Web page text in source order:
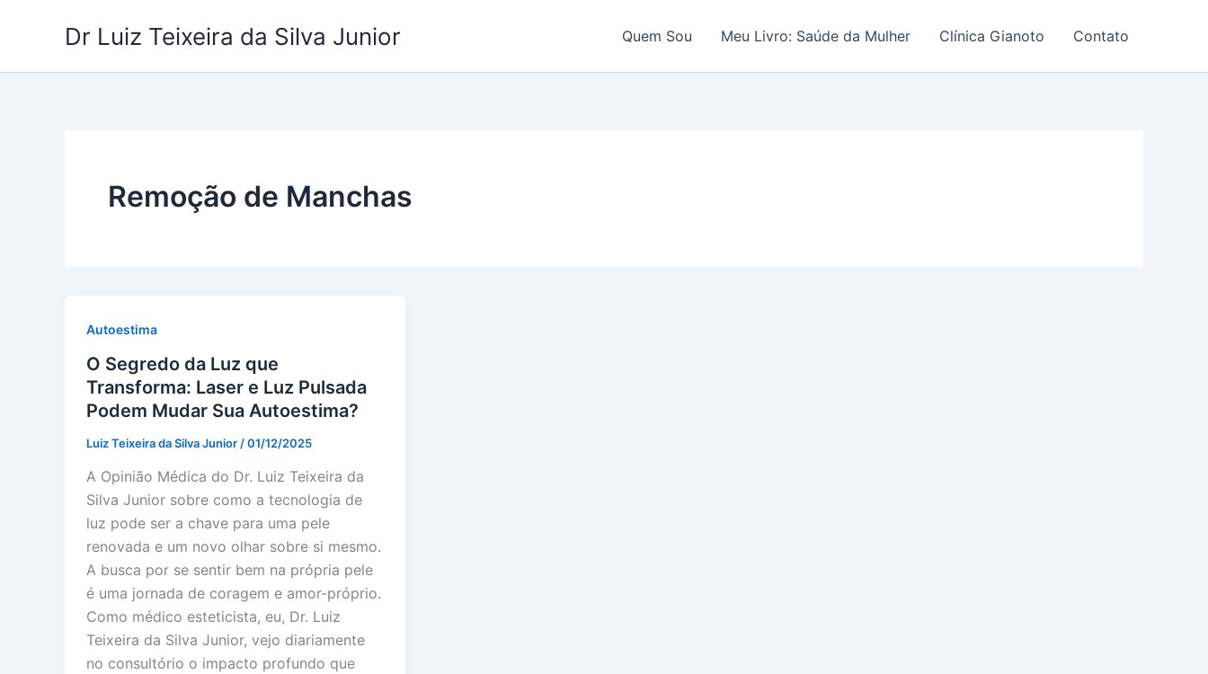
Dr Luiz Teixeira da Silva Junior Quem Sou Meu Livro: Saúde da Mulher Clínica Gianoto Contato
Remoção de Manchas
Autoestima
O Segredo da Luz que
Transforma: Laser e Luz Pulsada
Podem Mudar Sua Autoestima?
Luiz Teixeira da Silva Junior /01/12/2025
A Opinião Médica do Dr. Luiz Teixeira da
Silva Junior sobre como a tecnologia de
luz pode ser a chave para uma pele
renovada e um novo olhar sobre si mesmo.
A busca por se sentir bem na própria pele
é uma jornada de coragem e amor-próprio.
Como médico esteticista, eu, Dr. Luiz
Teixeira da Silva Junior, vejo diariamente
no consultório o impacto profundo que